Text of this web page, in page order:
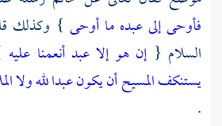
فأوحى إلى عبده ما أوحى } وكذلك
السلام {إن هو إلا عبد أنعمنا عليه
يستنكف المسيح أن يكون عبدا لله ولا
.